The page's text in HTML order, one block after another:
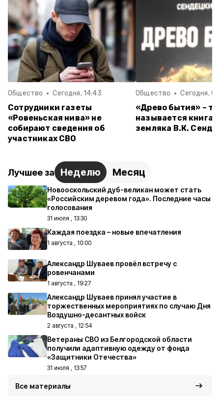
Общество Сегодня, 14:43
Сотрудники газеты
«Ровеньская нива» не
собирают сведения об
участниках СВО
Общество Сегодня,
«Древо бытия» –
называется книга
земляка В.К.
Лучшее за Неделю Месяц
Новооскольский дуб-великан может стать
«Российским деревом года». Последние часы
голосования
31 июля , 13:30
Каждая поездка – новые впечатления
1 августа , 10:00
Александр Шуваев провёл встречу с
ровенчанами
1 августа , 19:27
Александр Шуваев принял участие в
торжественных мероприятиях по случаю Дня
Воздушно-десантных войск
2 августа , 12:54
Ветераны СВО из Белгородской области
получили адаптивную одежду от фонда
«Защитники Отечества»
31 июля , 13:57
Все материалы